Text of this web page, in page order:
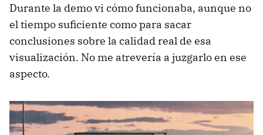
Durante la demo vi cómo funcionaba, aunque no
el tiempo suficiente como para sacar
conclusiones sobre la calidad real de esa
visualización. No me atrevería a juzgarlo en ese
aspecto.